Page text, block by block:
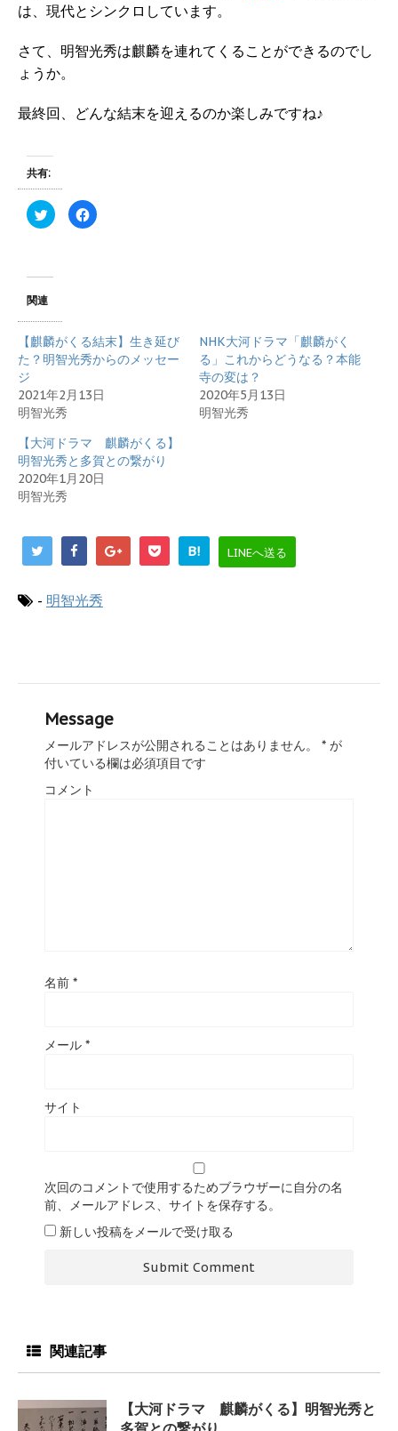
は、現代とシンクロしています。
さて、明智光秀は麒麟を連れてくることができるのでし
ょうか。
最終回、どんな結末を迎えるのか楽しみですね♪
共有:
ク
リ
T
t
r
で
共
新
し
い
ィ
ン
ド
ウ
で
開
き
F
a
る
に
は
ッ
ク
さ
い
(
新
ン
ウ
き
ま
関連
【麒麟がくる結末】生き延び
た？明智光秀からのメッセー
ジ
2021年2月13日
明智光秀
NHK大河ドラマ「麒麟がく
る」これからどうなる？本能
寺の変は？
2020年5月13日
明智光秀
【大河ドラマ 麒麟がくる】
明智光秀と多賀との繋がり
2020年1月20日
明智光秀
B! LINEへ送る
- 明智光秀
Message
メールアドレスが公開されることはありません。 * が
付いている欄は必須項目です
コメント
名前 *
メール *
サイト
次回のコメントで使用するためブラウザーに自分の名
前、メールアドレス、サイトを保存する。
新しい投稿をメールで受け取る
関連記事
【大河ドラマ 麒麟がくる】明智光秀と